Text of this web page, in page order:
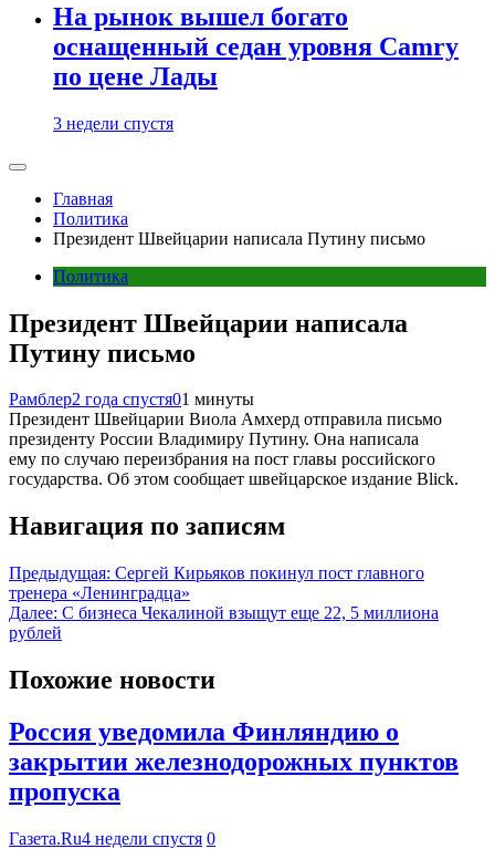
На рынок вышел богато
оснащенный седан уровня Camry
по цене Лады
3 недели спустя
Главная
Политика
Президент Швейцарии написала Путину письмо
Политика
Президент Швейцарии написала
Путину письмо
Рамблер2 года спустя01 минуты
Президент Швейцарии Виола Амхерд отправила письмо
президенту России Владимиру Путину. Она написала
ему по случаю переизбрания на пост главы российского
государства. Об этом сообщает швейцарское издание Blick.
Навигация по записям
Предыдущая: Сергей Кирьяков покинул пост главного
тренера «Ленинградца»
Далее: С бизнеса Чекалиной взыщут еще 22, 5 миллиона
рублей
Похожие новости
Россия уведомила Финляндию о
закрытии железнодорожных пунктов
пропуска
Газета.Ru4 недели спустя 0